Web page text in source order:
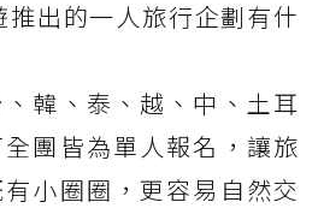
推出的一人旅行企劃有什
韓、泰、越、中、土耳
團皆為單人報名，讓旅
小圈圈，更容易自然交